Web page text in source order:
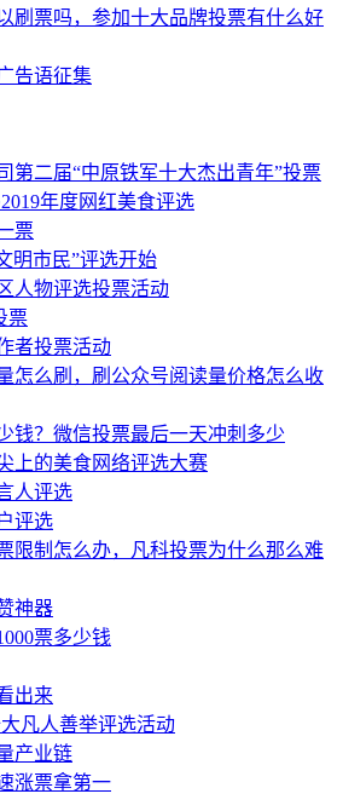
刷票吗，参加十大品牌投票有什么好
告语征集
第二届“中原铁军十大杰出青年”投票
年度网红美食评选
票
明市民”评选开始
人物评选投票活动
票
者投票活动
怎么刷，刷公众号阅读量价格怎么收
钱？微信投票最后一天冲刺多少
上的美食网络评选大赛
人评选
评选
限制怎么办，凡科投票为什么那么难
神器
票多少钱
出来
凡人善举评选活动
产业链
涨票拿第一